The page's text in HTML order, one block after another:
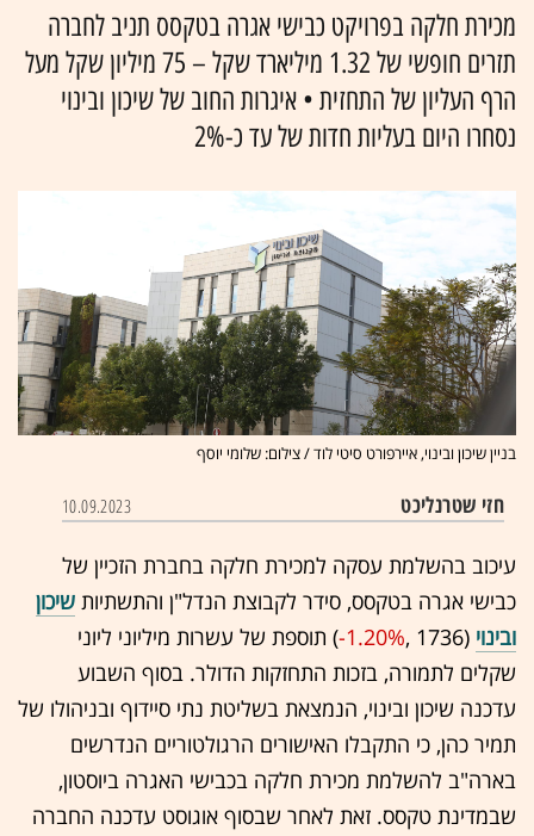
מכירת חלקה בפרויקט כבישי אגרה בטקסס תניב לחברה
תזרים חופשי של 1.32 מיליארד שקל – 75 מיליון שקל מעל
הרף העליון של התחזית • איגרות החוב של שיכון ובינוי
נסחרו היום בעליות חדות של עד כ-2%
בניין שיכון ובינוי, איירפורט סיטי לוד / צילום: שלומי יוסף
חזי שטרנליכט 10.09.2023
עיכוב בהשלמת עסקה למכירת חלקה בחברת הזכיין של
כבישי אגרה בטקסס, סידר לקבוצת הנדל"ן והתשתיות שיכון
ובינוי (1736 ,‎
-1.20%‏) תוספת של עשרות מיליוני ליוני
שקלים לתמורה, בזכות התחזקות הדולר. בסוף השבוע
עדכנה שיכון ובינוי, הנמצאת בשליטת נתי סיידוף ובניהולו של
תמיר כהן, כי התקבלו האישורים הרגולטוריים הנדרשים
בארה"ב להשלמת מכירת חלקה בכבישי האגרה ביוסטון,
שבמדינת טקסס. זאת לאחר שבסוף אוגוסט עדכנה החברה